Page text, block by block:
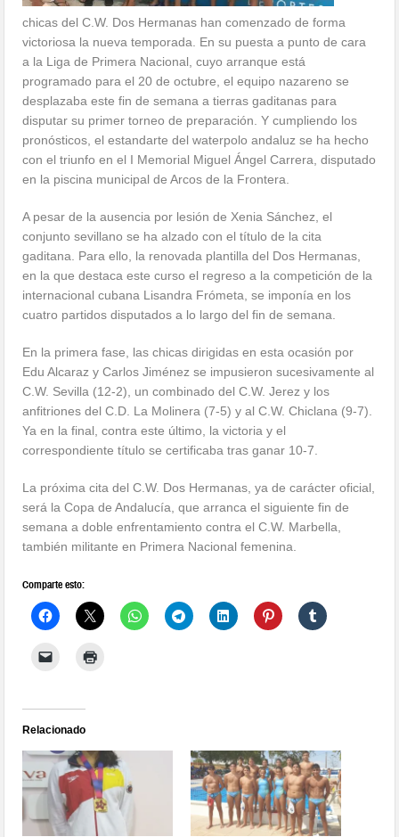
chicas del C.W. Dos Hermanas han comenzado de forma
victoriosa la nueva temporada. En su puesta a punto de cara
a la Liga de Primera Nacional, cuyo arranque está
programado para el 20 de octubre, el equipo nazareno se
desplazaba este fin de semana a tierras gaditanas para
disputar su primer torneo de preparación. Y cumpliendo los
pronósticos, el estandarte del waterpolo andaluz se ha hecho
con el triunfo en el I Memorial Miguel Ángel Carrera, disputado
en la piscina municipal de Arcos de la Frontera.
A pesar de la ausencia por lesión de Xenia Sánchez, el
conjunto sevillano se ha alzado con el título de la cita
gaditana. Para ello, la renovada plantilla del Dos Hermanas,
en la que destaca este curso el regreso a la competición de la
internacional cubana Lisandra Frómeta, se imponía en los
cuatro partidos disputados a lo largo del fin de semana.
En la primera fase, las chicas dirigidas en esta ocasión por
Edu Alcaraz y Carlos Jiménez se impusieron sucesivamente al
C.W. Sevilla (12-2), un combinado del C.W. Jerez y los
anfitriones del C.D. La Molinera (7-5) y al C.W. Chiclana (9-7).
Ya en la final, contra este último, la victoria y el
correspondiente título se certificaba tras ganar 10-7.
La próxima cita del C.W. Dos Hermanas, ya de carácter oficial,
será la Copa de Andalucía, que arranca el siguiente fin de
semana a doble enfrentamiento contra el C.W. Marbella,
también militante en Primera Nacional femenina.
Comparte esto:
Relacionado